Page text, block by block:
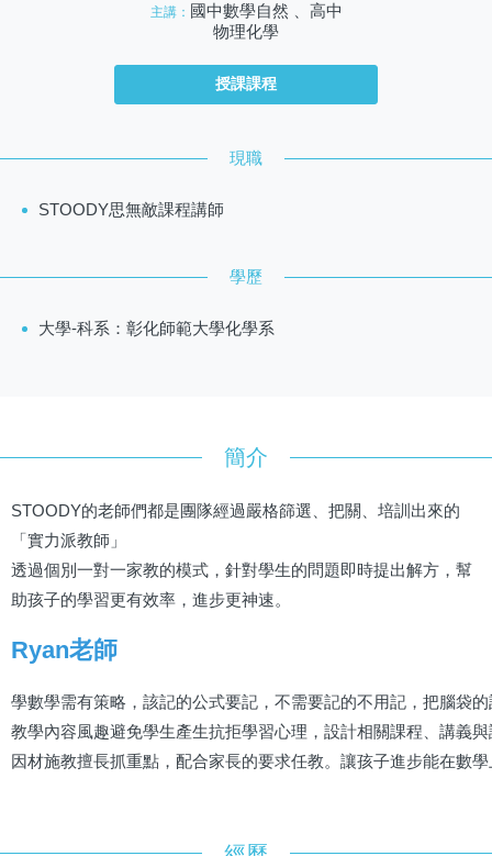
主講： 國中數學自然 、高中
物理化學
授課課程
現職
STOODY思無敵課程講師
學歷
大學-科系：彰化師範大學化學系
簡介
STOODY的老師們都是團隊經過嚴格篩選、把關、培訓出來的
「實力派教師」
透過個別一對一家教的模式，針對學生的問題即時提出解方，幫
助孩子的學習更有效率，進步更神速。
Ryan老師
學數學需有策略，該記的公式要記，不需要記的不用記，把腦袋
教學內容風趣避免學生產生抗拒學習心理，設計相關課程、講義